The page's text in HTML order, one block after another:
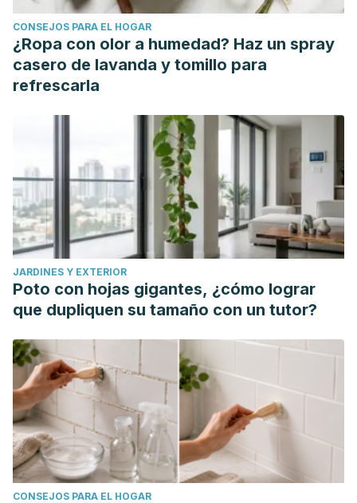
CONSEJOS PARA EL HOGAR
¿Ropa con olor a humedad? Haz un spray
casero de lavanda y tomillo para
refrescarla
JARDINES Y EXTERIOR
Poto con hojas gigantes, ¿cómo lograr
que dupliquen su tamaño con un tutor?
CONSEJOS PARA EL HOGAR